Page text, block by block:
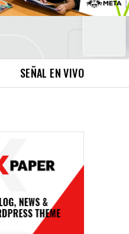
SEÑAL EN VIVO